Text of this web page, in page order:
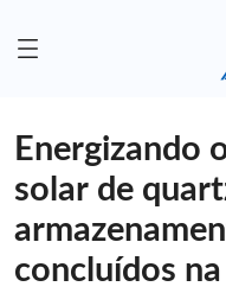
Energizando
solar de
concluídos